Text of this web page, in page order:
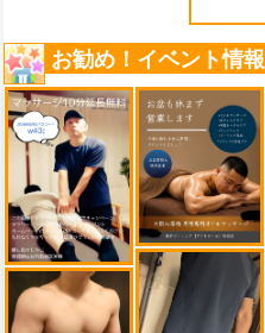
お勧め！イベント情報